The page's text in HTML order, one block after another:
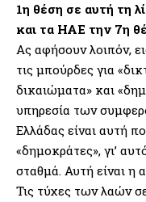
1η θέση σε αυτή τη
και τα ΗΑΕ την 7η
Ας αφήσουν λοιπόν,
τις μπούρδες για
δικαιώματα» και
υπηρεσία των
Ελλάδας είναι αυτή
«δημοκράτες», γι’
σταθμά. Αυτή είναι η
Τις τύχες των λαών